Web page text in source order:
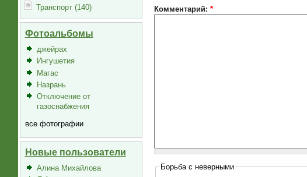
Транспорт (140)
Фотоальбомы
джейрах
Ингушетия
Магас
Назрань
Отключение от
газоснабжения
все фотографии
Новые пользователи
Алина Михайлова
Комментарий: *
Борьба с неверными